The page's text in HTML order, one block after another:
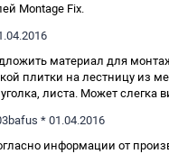
Montage Fix.
материал для
плитки на лестницу из
листа. Может слегка
* 01.04.2016
информации от